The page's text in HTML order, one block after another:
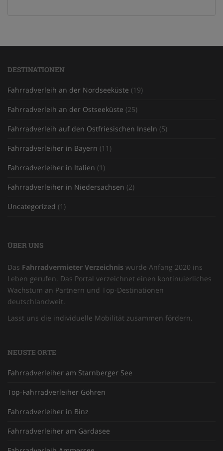
DESTINATIONEN
Fahrradverleih an der Nordseeküste (19)
Fahrradverleih an der Ostseeküste (25)
Fahrradverleih auf den Ostfriesischen Inseln (5)
Fahrradverleiher in Bayern (11)
Fahrradverleiher in Italien (1)
Fahrradverleiher in Niedersachsen (2)
Uncategorized (1)
ÜBER UNS
Das Fahrradvermieter Verzeichnis wurde Anfang 2020 ins
Leben gerufen. Das Portal verzeichnet einen kontinuierliches
Wachstum an Partnern und Top-Destinationen
deutschlandweit.
Lasst uns die individuelle Mobilität zusammen fördern.
NEUSTE ORTE
Fahrradverleiher am Starnberger See
Top-Fahrradverleiher Göhren
Fahrradverleiher in Binz
Fahrradverleiher am Gardasee